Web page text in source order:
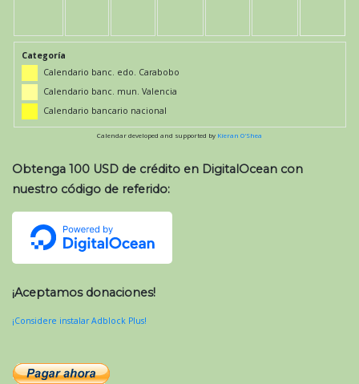
Categoría
Calendario banc. edo. Carabobo
Calendario banc. mun. Valencia
Calendario bancario nacional
Calendar developed and supported by Kieran O'Shea
Obtenga 100 USD de crédito en DigitalOcean con
nuestro código de referido:
¡Aceptamos donaciones!
¡Considere instalar Adblock Plus!